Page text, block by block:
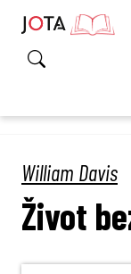
William Davis
Život